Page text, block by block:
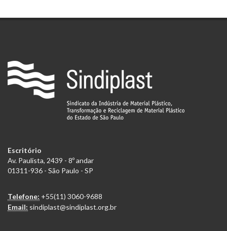
Escritório
Av. Paulista, 2439 - 8º andar
01311-936 - São Paulo - SP
Telefone: +55(11) 3060-9688
Email: sindiplast@sindiplast.org.br